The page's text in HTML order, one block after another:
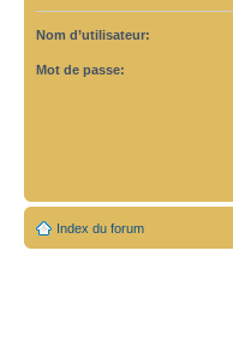
Nom d’utilisateur:
Mot de passe:
Index du forum